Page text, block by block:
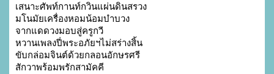
เสนาะศัพท์กานท์กวินแผ่นดินสรวง
มโนมัยเครื่องหอมน้อมบำบวง
จากแดดวงมอบสู่ครูกวี
หวานเพลงปี่พระอภัยฯไม่สร่างสิ้น
ขับกล่อมจินต์ด้วยกลอนอักษรศรี
สักวาพร้อมพรักสามัคคี